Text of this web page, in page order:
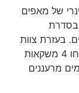
של מאפים
צוות
של תזונאיות, שפים ונטורופתים מובילים, פותחו 4 משקאות
מרעננים